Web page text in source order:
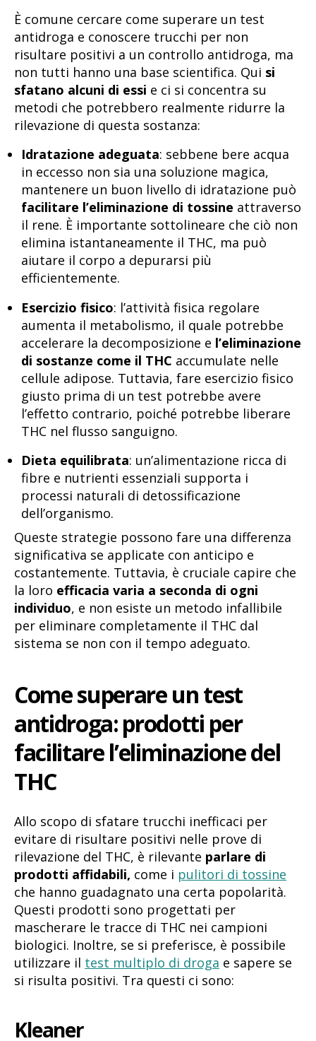
È comune cercare come superare un test
antidroga e conoscere trucchi per non
risultare positivi a un controllo antidroga, ma
non tutti hanno una base scientifica. Qui si
sfatano alcuni di essi e ci si concentra su
metodi che potrebbero realmente ridurre la
rilevazione di questa sostanza:
Idratazione adeguata: sebbene bere acqua
in eccesso non sia una soluzione magica,
mantenere un buon livello di idratazione può
facilitare l’eliminazione di tossine attraverso
il rene. È importante sottolineare che ciò non
elimina istantaneamente il THC, ma può
aiutare il corpo a depurarsi più
efficientemente.
Esercizio fisico: l’attività fisica regolare
aumenta il metabolismo, il quale potrebbe
accelerare la decomposizione e l’eliminazione
di sostanze come il THC accumulate nelle
cellule adipose. Tuttavia, fare esercizio fisico
giusto prima di un test potrebbe avere
l’effetto contrario, poiché potrebbe liberare
THC nel flusso sanguigno.
Dieta equilibrata: un’alimentazione ricca di
fibre e nutrienti essenziali supporta i
processi naturali di detossificazione
dell’organismo.
Queste strategie possono fare una differenza
significativa se applicate con anticipo e
costantemente. Tuttavia, è cruciale capire che
la loro efficacia varia a seconda di ogni
individuo, e non esiste un metodo infallibile
per eliminare completamente il THC dal
sistema se non con il tempo adeguato.
Come superare un test
antidroga: prodotti per
facilitare l’eliminazione del
THC
Allo scopo di sfatare trucchi inefficaci per
evitare di risultare positivi nelle prove di
rilevazione del THC, è rilevante parlare di
prodotti affidabili, come i pulitori di tossine
che hanno guadagnato una certa popolarità.
Questi prodotti sono progettati per
mascherare le tracce di THC nei campioni
biologici. Inoltre, se si preferisce, è possibile
utilizzare il test multiplo di droga e sapere se
si risulta positivi. Tra questi ci sono:
Kleaner